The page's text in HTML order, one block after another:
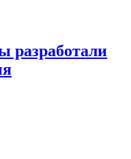
разработали